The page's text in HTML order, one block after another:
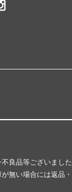
良品等ございました
無い場合には返品・